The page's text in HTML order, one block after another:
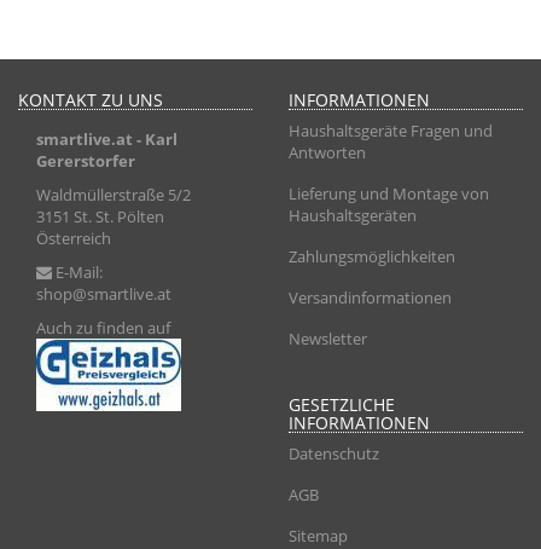
KONTAKT ZU UNS
smartlive.at - Karl
Gererstorfer
Waldmüllerstraße 5/2
3151 St. St. Pölten
Österreich
E-Mail:
shop@smartlive.at
Auch zu finden auf
INFORMATIONEN
Haushaltsgeräte Fragen und
Antworten
Lieferung und Montage von
Haushaltsgeräten
Zahlungsmöglichkeiten
Versandinformationen
Newsletter
GESETZLICHE
INFORMATIONEN
Datenschutz
AGB
Sitemap